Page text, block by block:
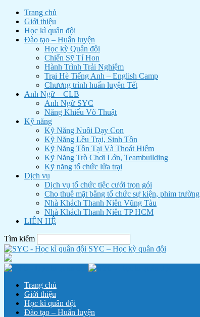
Trang chủ
Giới thiệu
Học kì quân đội
Đào tạo – Huấn luyện
Học kỳ Quân đội
Chiến Sỹ Tí Hon
Hành Trình Trải Nghiệm
Trại Hè Tiếng Anh – English Camp
Chương trình huấn luyện Tết
Anh Ngữ – CLB
Anh Ngữ SYC
Năng Khiếu Võ Thuật
Kỹ năng
Kỹ Năng Nuôi Dạy Con
Kỹ Năng Lều Trại, Sinh Tồn
Kỹ Năng Tồn Tại Và Thoát Hiểm
Kỹ Năng Trò Chơi Lớn, Teambuilding
Kỹ năng tổ chức lửa trại
Dịch vụ
Dịch vụ tổ chức tiệc cưới trọn gói
Cho thuê mặt bằng tổ chức sự kiện, phim trường
Nhà Khách Thanh Niên Vũng Tàu
Nhà Khách Thanh Niên TP HCM
LIÊN HỆ
Tìm kiếm
SYC – Học kỳ quân đội
Trang chủ
Giới thiệu
Học kì quân đội
Đào tạo – Huấn luyện